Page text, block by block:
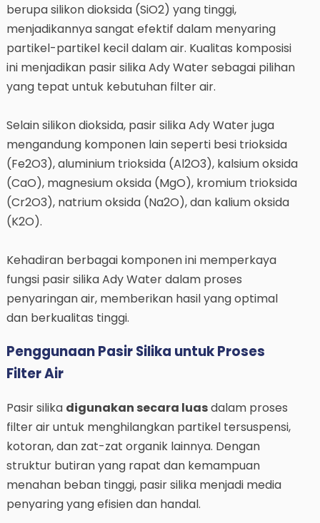
berupa silikon dioksida (SiO2) yang tinggi,
menjadikannya sangat efektif dalam menyaring
partikel-partikel kecil dalam air. Kualitas komposisi
ini menjadikan pasir silika Ady Water sebagai pilihan
yang tepat untuk kebutuhan filter air.
Selain silikon dioksida, pasir silika Ady Water juga
mengandung komponen lain seperti besi trioksida
(Fe2O3), aluminium trioksida (Al2O3), kalsium oksida
(CaO), magnesium oksida (MgO), kromium trioksida
(Cr2O3), natrium oksida (Na2O), dan kalium oksida
(K2O).
Kehadiran berbagai komponen ini memperkaya
fungsi pasir silika Ady Water dalam proses
penyaringan air, memberikan hasil yang optimal
dan berkualitas tinggi.
Penggunaan Pasir Silika untuk Proses
Filter Air
Pasir silika digunakan secara luasdalam proses
filter air untuk menghilangkan partikel tersuspensi,
kotoran, dan zat-zat organik lainnya. Dengan
struktur butiran yang rapat dan kemampuan
menahan beban tinggi, pasir silika menjadi media
penyaring yang efisien dan handal.